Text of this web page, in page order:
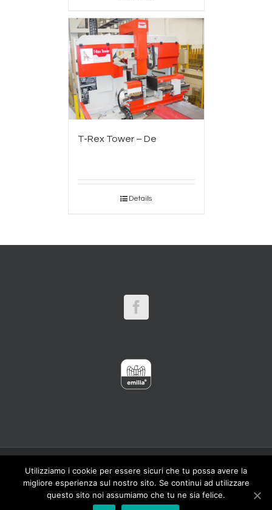
T-Rex Tower – De
Details
(MO) ITALY - Tel. 059 693584 (2 linee) Fax. 059 642109 - P.IVA
01360420366 © Meber Srl Tutti i diritti riservati
Utilizziamo i cookie per essere sicuri che tu possa avere la
migliore esperienza sul nostro sito. Se continui ad utilizzare
questo sito noi assumiamo che tu ne sia felice.